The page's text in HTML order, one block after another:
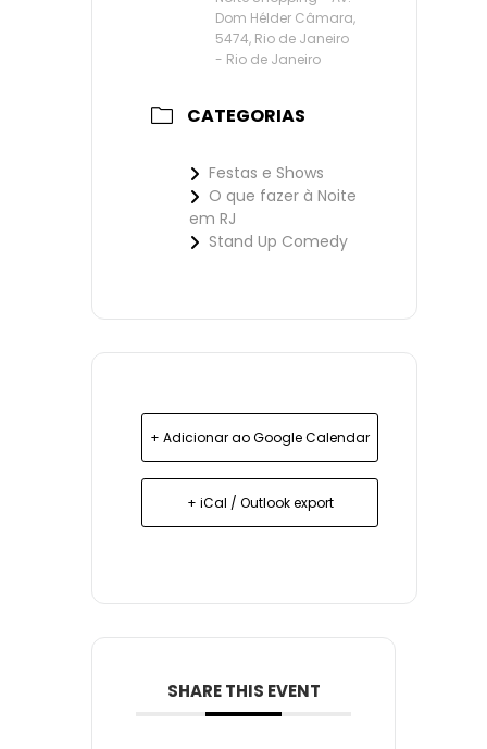
Dom Hélder Câmara,
5474, Rio de Janeiro
- Rio de Janeiro
CATEGORIAS
Festas e Shows
O que fazer à Noite
em RJ
Stand Up Comedy
+ Adicionar ao Google Calendar
+ iCal / Outlook export
SHARE THIS EVENT